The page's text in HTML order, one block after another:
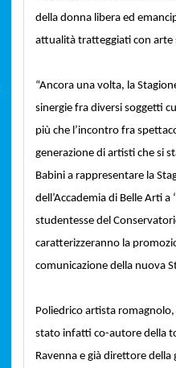
della donna libera ed
attualità tratteggiati con arte
“Ancora una volta, la
sinergie fra diversi soggetti
più che l’incontro fra
generazione di artisti che si
Babini a rappresentare la
dell’Accademia di Belle Arti
studentesse del
caratterizzeranno la
comunicazione della nuova
Poliedrico artista romagnolo,
stato infatti co-autore della
Ravenna e già direttore